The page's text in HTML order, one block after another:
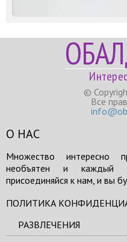
©
Все
О НАС
Множество интересно
необъятен и каждый
присоединяйся к нам, и вы
ПОЛИТИКА
РАЗВЛЕЧЕНИЯ